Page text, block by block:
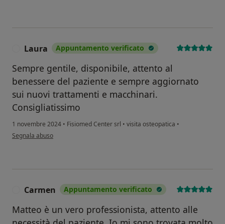
Laura Appuntamento verificato
Sempre gentile, disponibile, attento al
benessere del paziente e sempre aggiornato
sui nuovi trattamenti e macchinari.
Consigliatissimo
1 novembre 2024 • Fisiomed Center srl • visita osteopatica •
secondo l'opinione dell'utente Laura
Segnala abuso
Carmen Appuntamento verificato
Matteo è un vero professionista, attento alle